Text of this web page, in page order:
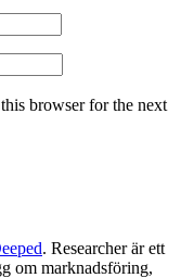
browser for the next
. Researcher är ett
om marknadsföring,